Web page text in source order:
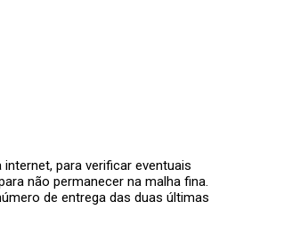
para verificar eventuais
não permanecer na malha fina.
de entrega das duas últimas